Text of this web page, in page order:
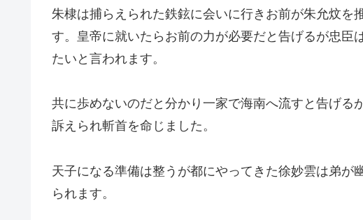
朱棣は捕らえられた鉄鉉に会いに行きお前が朱允炆を
す。皇帝に就いたらお前の力が必要だと告げるが忠臣
たいと言われます。
共に歩めないのだと分かり一家で海南へ流すと告げる
訴えられ斬首を命じました。
天子になる準備は整うが都にやってきた徐妙雲は弟が
られます。